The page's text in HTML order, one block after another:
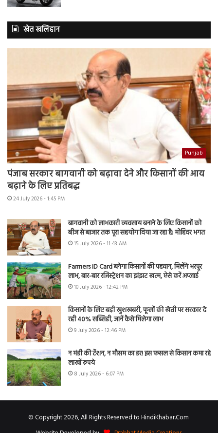
खेत खलिहान
Punjab
पंजाब सरकार बागवानी को बढ़ावा देने और किसानों की आय
बढ़ाने के लिए प्रतिबद्ध
24 July 2026 - 1:45 PM
बागवानी को लाभकारी व्यवसाय बनाने के लिए किसानों को
बीज से बाजार तक पूरा सहयोग दिया जा रहा है: मोहिंदर भगत
15 July 2026 - 11:43 AM
Farmers ID Card बनेगा किसानों की पहचान, मिलेंगे भरपूर
लाभ, बार-बार रजिस्ट्रेशन का झंझट खत्म, ऐसे करें अप्लाई
10 July 2026 - 12:42 PM
किसानों के लिए बड़ी खुशखबरी, फूलों की खेती पर सरकार दे
रही 40% सब्सिडी, जानें कैसे मिलेगा लाभ
9 July 2026 - 12:46 PM
न मंडी की टेंशन, न मौसम का डर! इस फसल से किसान कमा रहे
लाखों रुपये
8 July 2026 - 6:07 PM
© Copyright 2026, All Rights Reserved to HindiKhabar.Com